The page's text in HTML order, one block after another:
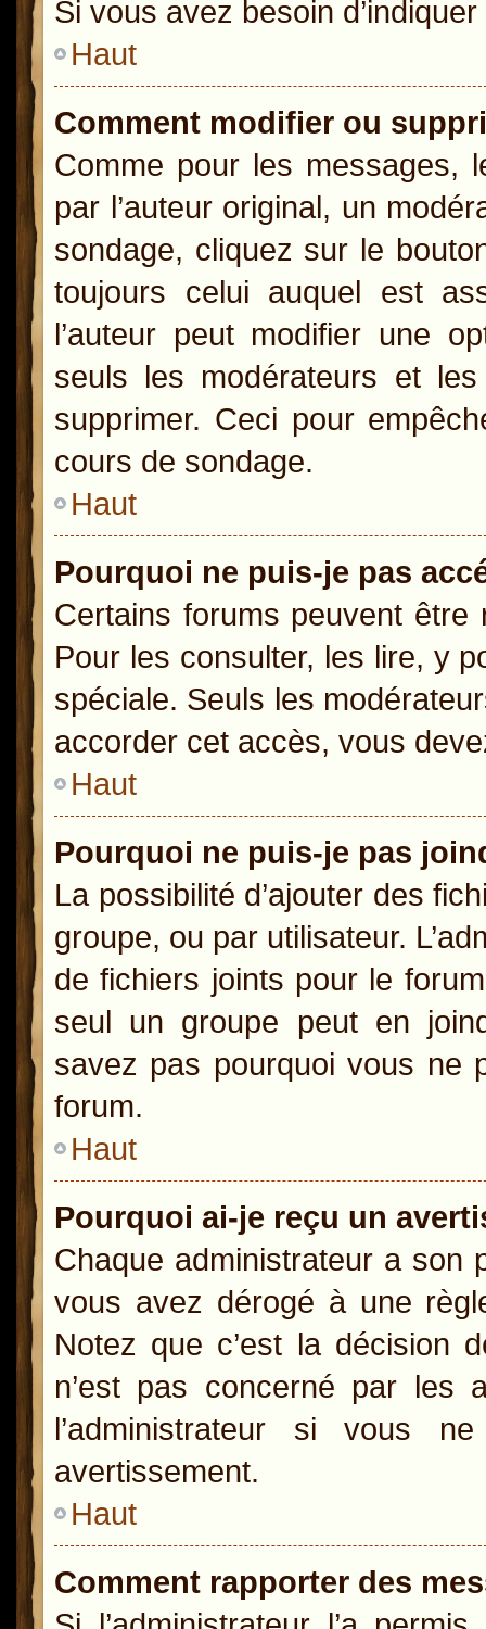
Si vous avez besoin
Haut
Comment modifier ou
Comme pour les messages,
par l’auteur original, un
sondage, cliquez sur le
toujours celui auquel est
l’auteur peut modifier une
seuls les modérateurs et
supprimer. Ceci pour
cours de sondage.
Haut
Pourquoi ne puis-je pas
Certains forums peuvent
Pour les consulter, les lire, y
spéciale. Seuls les
accorder cet accès, vous
Haut
Pourquoi ne puis-je pas
La possibilité d’ajouter des
groupe, ou par utilisateur.
de fichiers joints pour le
seul un groupe peut en
savez pas pourquoi vous ne
forum.
Haut
Pourquoi ai-je reçu un
Chaque administrateur a son
vous avez dérogé à une
Notez que c’est la décision
n’est pas concerné par les
l’administrateur si vous
avertissement.
Haut
Comment rapporter des